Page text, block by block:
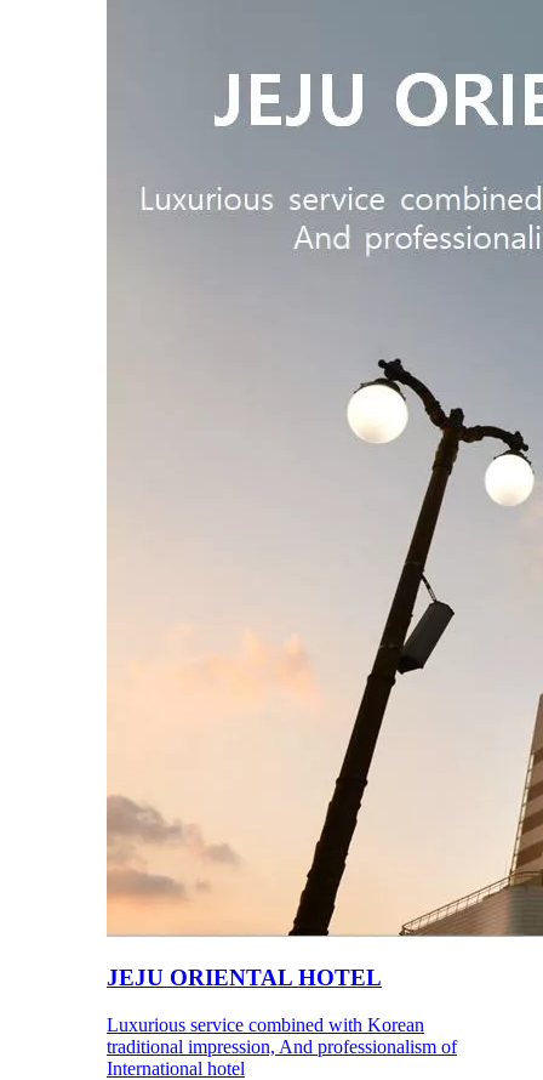
JEJU ORIENTAL HOTEL
Luxurious service combined with Korean
traditional impression, And professionalism of
International hotel